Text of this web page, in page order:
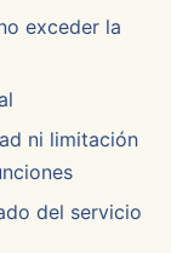
exceder la
ni limitación
del servicio